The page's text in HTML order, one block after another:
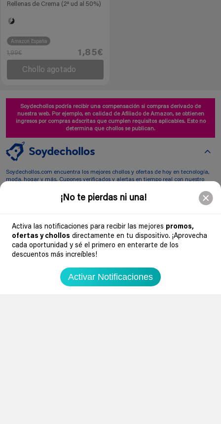
¡No te pierdas ni una!
Activa las notificaciones para recibir las mejores promos,
ofertas y chollos directamente en tu dispositivo. ¡Aprovecha
cada oportunidad y sé el primero en enterarte de los
descuentos más increíbles!
Activar Notificaciones
Rellenas de Crema (2ª ud al 50%)
Amazon España
1,99€ 1,85€
Chollo agotado
Soydechollos podría recibir una compensación si compras derivado de
nuestra web. Por ejemplo, en calidad de Afiliado de Amazon, se obtienen
ingresos por compras adscritas que cumplen requisitos aplicables. Esto no
determina que chollos se publican.
Soydechollos.com encuentra los mejores chollos y ofertas de hoy en tecnología,
moda, hogar y más. Cupones verificados y alertas en tiempo real con nuestro